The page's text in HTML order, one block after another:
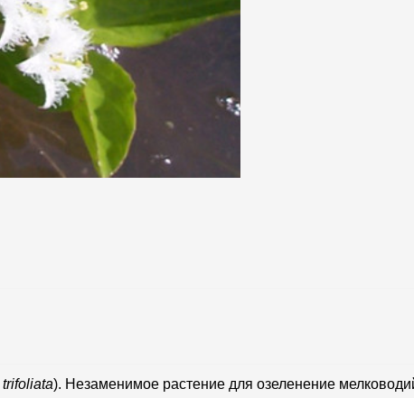
trifoliata). Незаменимое растение для озеленение